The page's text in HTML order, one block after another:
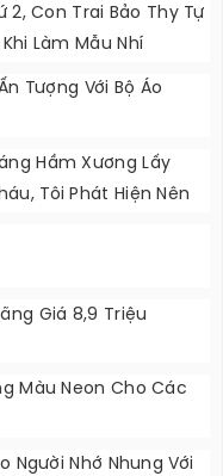
2, Con Trai Bảo Thy Tự
Làm Mẫu Nhí
Tượng Với Bộ Áo
Hầm Xương Lấy
Tôi Phát Hiện Nên
Mặt Bà
Giá 8,9 Triệu
Màu Neon Cho Các
Người Nhớ Nhung Với